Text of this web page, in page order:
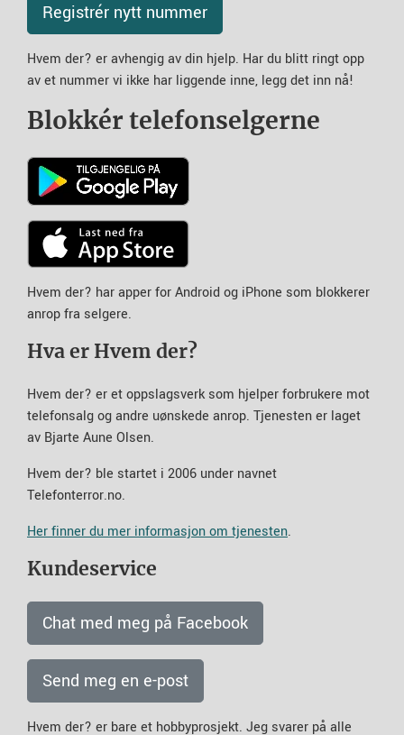
Registrér nytt nummer
Hvem der? er avhengig av din hjelp. Har du blitt ringt opp
av et nummer vi ikke har liggende inne, legg det inn nå!
Blokkér telefonselgerne
Hvem der? har apper for Android og iPhone som blokkerer
anrop fra selgere.
Hva er Hvem der?
Hvem der? er et oppslagsverk som hjelper forbrukere mot
telefonsalg og andre uønskede anrop. Tjenesten er laget
av Bjarte Aune Olsen.
Hvem der? ble startet i 2006 under navnet
Telefonterror.no.
Her finner du mer informasjon om tjenesten.
Kundeservice
Chat med meg på Facebook
Send meg en e-post
Hvem der? er bare et hobbyprosjekt. Jeg svarer på alle